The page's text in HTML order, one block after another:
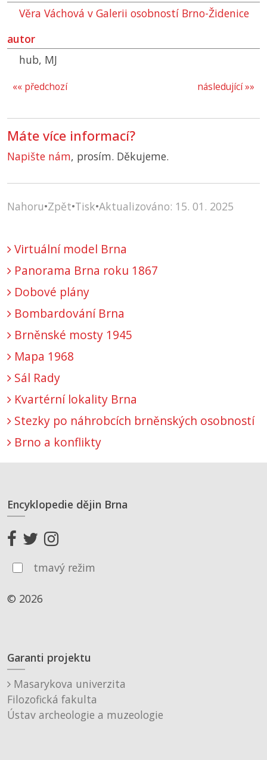
Věra Váchová v Galerii osobností Brno-Židenice
autor
hub, MJ
následující »»
«« předchozí
Máte více informací?
Napište nám, prosím. Děkujeme.
Nahoru•Zpět•Tisk•Aktualizováno: 15. 01. 2025
Virtuální model Brna
Panorama Brna roku 1867
Dobové plány
Bombardování Brna
Brněnské mosty 1945
Mapa 1968
Sál Rady
Kvartérní lokality Brna
Stezky po náhrobcích brněnských osobností
Brno a konflikty
Encyklopedie dějin Brna
tmavý režim
© 2026
Garanti projektu
Masarykova univerzita
Filozofická fakulta
Ústav archeologie a muzeologie